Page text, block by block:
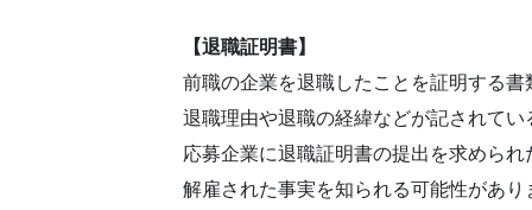
【退職証明書】
前職の企業を退職したことを証明する書
退職理由や退職の経緯などが記されてい
応募企業に退職証明書の提出を求められ
解雇された事実を知られる可能性があり